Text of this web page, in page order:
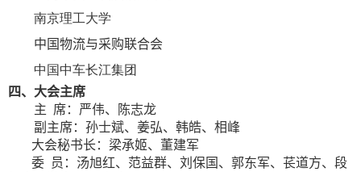
南京理工大学
中国物流与采购联合会
中国中车长江集团
四、大会主席
主 席： 严伟、
陈志龙
副主席： 孙士斌、姜弘、韩皓、相峰
大会秘书长 ： 梁承姬、董建军
委 员 ： 汤旭红、范益群、 刘保国 、 郭东军、 苌道方、 段